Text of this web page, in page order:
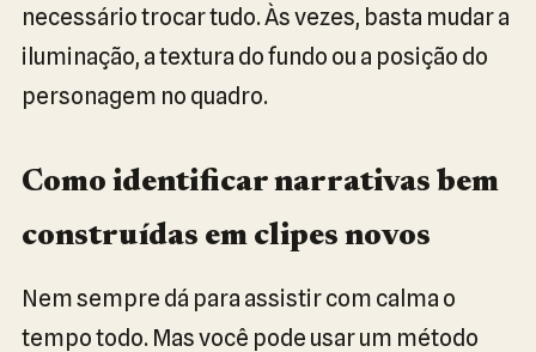
necessário trocar tudo. Às vezes, basta mudar a
iluminação, a textura do fundo ou a posição do
personagem no quadro.
Como identificar narrativas bem
construídas em clipes novos
Nem sempre dá para assistir com calma o
tempo todo. Mas você pode usar um método